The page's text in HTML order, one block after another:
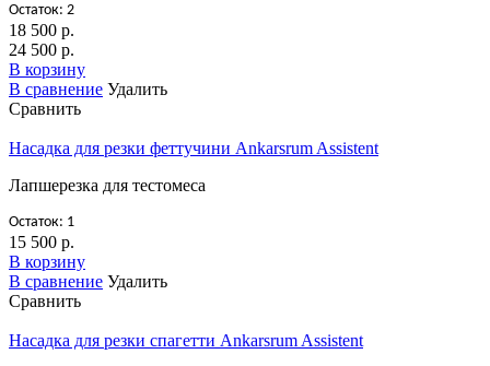
Остаток: 2
18 500 р.
24 500 р.
В корзину
В сравнение Удалить
Сравнить
Насадка для резки феттучини Ankarsrum Assistent
Лапшерезка для тестомеса
Остаток: 1
15 500 р.
В корзину
В сравнение Удалить
Сравнить
Насадка для резки спагетти Ankarsrum Assistent